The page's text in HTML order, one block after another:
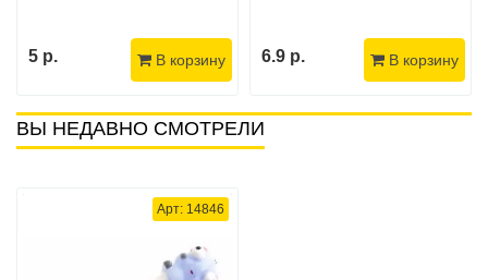
5 р. В корзину 6.9 р. В корзину
ВЫ НЕДАВНО СМОТРЕЛИ
Арт: 14846